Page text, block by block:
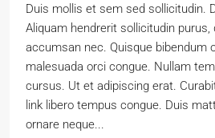
Duis mollis et sem sed sollicitudin.
Aliquam hendrerit sollicitudin
accumsan nec. Quisque bibendum
malesuada orci congue. Nullam
cursus. Ut et adipiscing erat.
link libero tempus congue. Duis
ornare neque...